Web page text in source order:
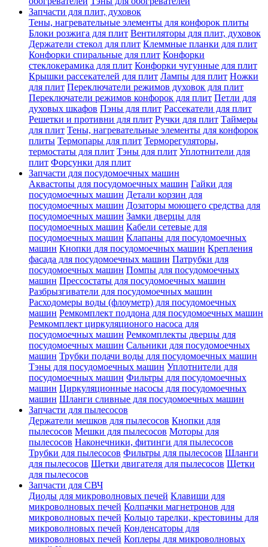
Запчасти для плит, духовок
Тены, нагревательные элементы для конфорок плиты
Блоки розжига для плит Вентиляторы для плит, духовок
Держатели стекол для плит Клеммные планки для плит
Конфорки спиральные для плит Конфорки
стеклокерамика для плит Конфорки чугунные для плит
Крышки рассекателей для плит Лампы для плит Ножки
для плит Переключатели режимов духовок для плит
Переключатели режимов конфорок для плит Петли для
духовых шкафов Пэны для плит Рассекатели для плит
Решетки и противни для плит Ручки для плит Таймеры
для плит Тены, нагревательные элементы для конфорок
плиты Термопары для плит Терморегуляторы,
термостаты для плит Тэны для плит Уплотнители для
плит Форсунки для плит
Запчасти для посудомоечных машин
Аквастопы для посудомоечных машин Гайки для
посудомоечных машин Детали корзин для
посудомоечных машин Дозаторы моющего средства для
посудомоечных машин Замки дверцы для
посудомоечных машин Кабели сетевые для
посудомоечных машин Клапаны для посудомоечных
машин Кнопки для посудомоечных машин Крепления
фасада для посудомоечных машин Патрубки для
посудомоечных машин Помпы для посудомоечных
машин Прессостаты для посудомоечных машин
Разбрызгиватели для посудомоечных машин
Расходомеры воды (флоуметр) для посудомоечных
машин Ремкомплект поддона для посудомоечных машин
Ремкомплект циркуляционого насоса для
посудомоечных машин Ремкомплекты дверцы для
посудомоечных машин Сальники для посудомоечных
машин Трубки подачи воды для посудомоечных машин
Тэны для посудомоечных машин Уплотнители для
посудомоечных машин Фильтры для посудомоечных
машин Циркуляционные насосы для посудомоечных
машин Шланги сливные для посудомоечных машин
Запчасти для пылесосов
Держатели мешков для пылесосов Кнопки для
пылесосов Мешки для пылесосов Моторы для
пылесосов Наконечники, фитинги для пылесосов
Трубки для пылесосов Фильтры для пылесосов Шланги
для пылесосов Щетки двигателя для пылесосов Щетки
для пылесосов
Запчасти для СВЧ
Диоды для микроволновых печей Клавиши для
микроволновых печей Колпачки магнетронов для
микроволновых печей Кольцо тарелки, крестовины для
микроволновых печей Конденсаторы для
микроволновых печей Коплеры для микроволновых